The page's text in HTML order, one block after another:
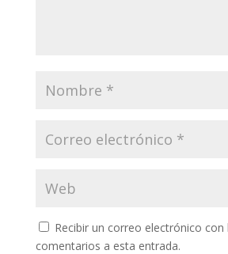
Recibir un correo electrónico con
comentarios a esta entrada.